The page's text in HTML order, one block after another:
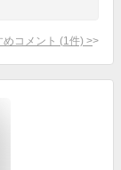
コメント (1 件) >